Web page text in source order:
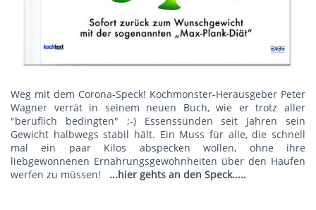
Weg mit dem Corona-Speck! Kochmonster-Herausgeber Peter
Wagner verrät in seinem neuen Buch, wie er trotz aller
"beruflich bedingten" ;-) Essenssünden seit Jahren sein
Gewicht halbwegs stabil hält. Ein Muss für alle, die schnell
mal ein paar Kilos abspecken wollen, ohne ihre
liebgewonnenen Ernährungsgewohnheiten über den Haufen
werfen zu müssen!
...hier gehts an den Speck.....